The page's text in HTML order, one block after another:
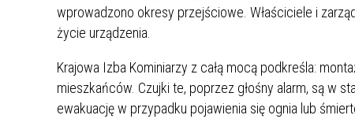
ŚLĄSKA
KONKURS FOTOGRAFICZNY
„METROPOLIA. PRZEZ PRYZMAT
WODY”
wprowadzono okresy przejściowe. Właściciele i
życie urządzenia.
Krajowa Izba Kominiarzy z całą mocą podkreśla:
mieszkańców. Czujki te, poprzez głośny alarm, są w
ewakuację w przypadku pojawienia się ognia lub